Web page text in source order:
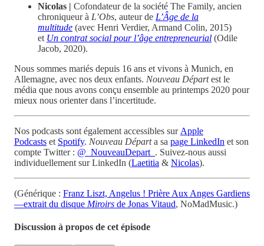
Nicolas | Cofondateur de la société The Family, ancien
chroniqueur à L’Obs, auteur de L’Âge de la
multitude (avec Henri Verdier, Armand Colin, 2015)
et Un contrat social pour l’âge entrepreneurial (Odile
Jacob, 2020).
Nous sommes mariés depuis 16 ans et vivons à Munich, en
Allemagne, avec nos deux enfants. Nouveau Départest le
média que nous avons conçu ensemble au printemps 2020 pour
mieux nous orienter dans l’incertitude.
Nos podcasts sont également accessibles sur Apple
Podcasts et Spotify. Nouveau Départa sa page LinkedIn et son
compte Twitter : @_NouveauDepart_ . Suivez-nous aussi
individuellement sur LinkedIn (Laetitia & Nicolas).
(Générique : Franz Liszt, Angelus ! Prière Aux Anges Gardiens
—extrait du disque Miroirs de Jonas Vitaud, NoMadMusic.)
Discussion à propos de cet épisode